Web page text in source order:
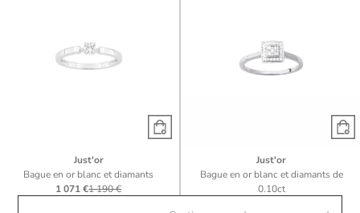
Just'or
Bague en or blanc et diamants
1 071 €1 190 €
Just'or
Bague en or blanc et diamants de
0.10ct